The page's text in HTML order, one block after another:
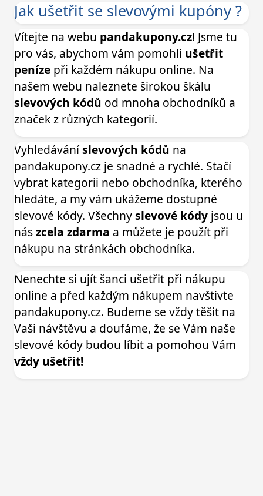
Jak ušetřit se slevovými kupóny ?
Vítejte na webu pandakupony.cz! Jsme tu
pro vás, abychom vám pomohli ušetřit
peníze při každém nákupu online. Na
našem webu naleznete širokou škálu
slevových kódů od mnoha obchodníků a
značek z různých kategorií.
Vyhledáváníslevových kódů na
pandakupony.cz je snadné a rychlé. Stačí
vybrat kategorii nebo obchodníka, kterého
hledáte, a my vám ukážeme dostupné
slevové kódy. Všechnyslevové kódy jsou u
nászcela zdarma a můžete je použít při
nákupu na stránkách obchodníka.
Nenechte si ujít šanci ušetřit při nákupu
online a před každým nákupem navštivte
pandakupony.cz. Budeme se vždy těšit na
Vaši návštěvu a doufáme, že se Vám naše
slevové kódy budou líbit a pomohou Vám
vždy ušetřit!